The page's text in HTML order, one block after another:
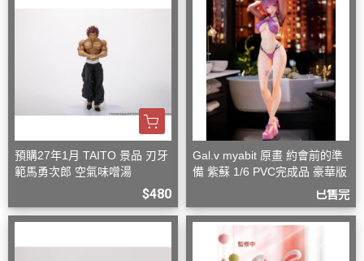
預購27年1月 TAITO 景品 刃牙
範馬勇次郎 空氣味噌湯
$480
Gal.v myabit 原畫 約會前的準
備 紫蘇 1/6 PVC完成品 豪華版
已售完